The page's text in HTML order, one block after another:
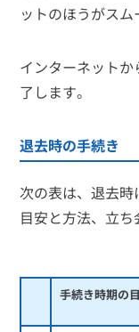
ットのほうがスム
インターネット
了します。
退去時の手続き
次の表は、退去
目安と方法、立ち
手続き時期の